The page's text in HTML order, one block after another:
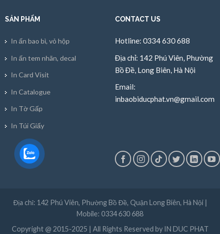
SẢN PHẨM
In ấn bao bì, vỏ hộp
In ấn tem nhãn, decal
In Card Visit
In Catalogue
In Tờ Gấp
In Túi Giấy
CONTACT US
Hotline: 0334 630 688
Địa chỉ: 142 Phú Viên, Phường
Bồ Đề, Long Biên, Hà Nội
Email:
inbaobiducphat.vn@gmail.com
Địa chỉ: 142 Phú Viên, Phường Bồ Đề, Quận Long Biên, Hà Nội |
Mobile: 0334 630 688
Copyright @ 2015-2025 | All Rights Reserved by IN DUC PHAT